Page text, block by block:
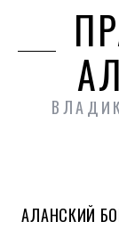
АЛАНСКИЙ